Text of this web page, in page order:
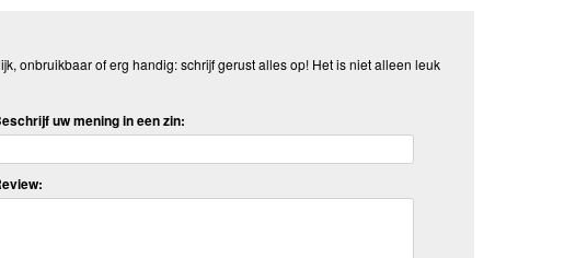
onbruikbaar of erg handig: schrijf gerust alles op! Het is niet alleen leuk
uw mening in een zin: